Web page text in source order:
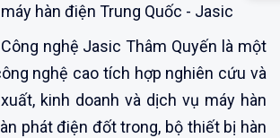
hàn điện Trung Quốc - Jasic
nghệ Jasic Thâm Quyến là một
nghệ cao tích hợp nghiên cứu và
kinh doanh và dịch vụ máy hàn
phát điện đốt trong, bộ thiết bị hàn